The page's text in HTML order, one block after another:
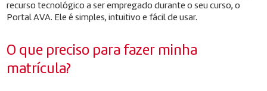
recurso tecnológico a ser empregado durante o seu curso, o
Portal AVA. Ele é simples, intuitivo e fácil de usar.
O que preciso para fazer minha
matrícula?